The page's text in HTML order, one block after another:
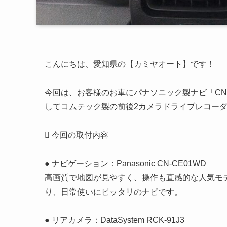
こんにちは、愛知県の【カミヤオート】です！
今回は、お客様のお車にパナソニック製ナビ「
してコムテック製の前後2カメラドライブレコー
 今回の取付内容
● ナビゲーション：Panasonic CN-CE01WD
高画質で地図が見やすく、操作も直感的な人気
り、日常使いにピッタリのナビです。
● リアカメラ：DataSystem RCK-91J3